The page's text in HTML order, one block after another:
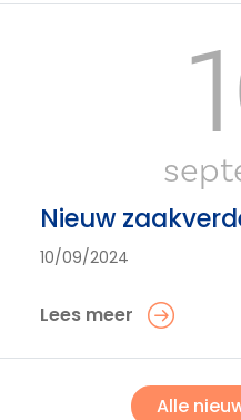
Nieuw
10/09/2024
Lees meer
Alle